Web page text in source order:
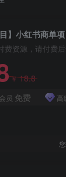
费资源，请付费
￥18.8
员 免费 高